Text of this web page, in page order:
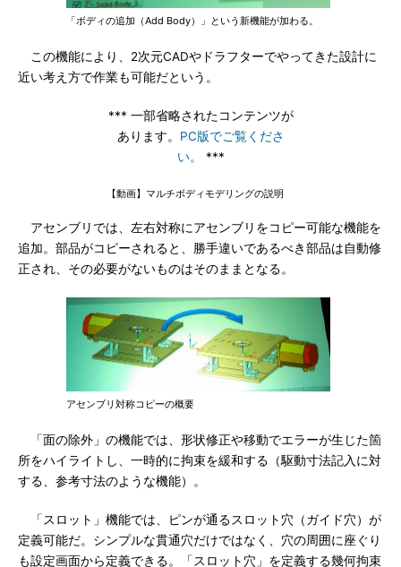
「ボディの追加（Add Body）」という新機能が加わる。
この機能により、2次元CADやドラフターでやってきた設計に
近い考え方で作業も可能だという。
*** 一部省略されたコンテンツが
あります。 PC版でご覧くださ
い。
***
【動画】マルチボディモデリングの説明
アセンブリでは、左右対称にアセンブリをコピー可能な機能を
追加。部品がコピーされると、勝手違いであるべき部品は自動修
正され、その必要がないものはそのままとなる。
アセンブリ対称コピーの概要
「面の除外」の機能では、形状修正や移動でエラーが生じた箇
所をハイライトし、一時的に拘束を緩和する（駆動寸法記入に対
する、参考寸法のような機能）。
「スロット」機能では、ピンが通るスロット穴（ガイド穴）が
定義可能だ。シンプルな貫通穴だけではなく、穴の周囲に座ぐり
も設定画面から定義できる。「スロット穴」を定義する幾何拘束